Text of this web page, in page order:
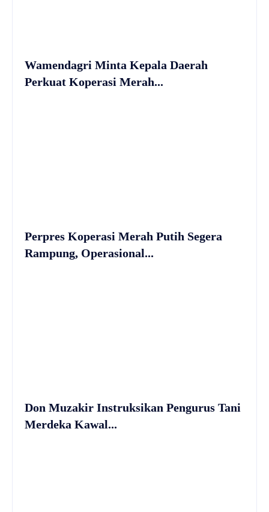
Wamendagri Minta Kepala Daerah
Perkuat Koperasi Merah...
Perpres Koperasi Merah Putih Segera
Rampung, Operasional...
Don Muzakir Instruksikan Pengurus Tani
Merdeka Kawal...